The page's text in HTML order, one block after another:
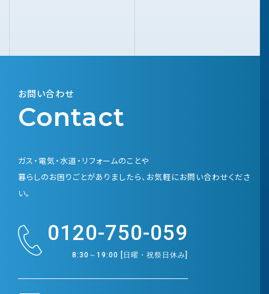
お問い合わせ
Contact
ガス・電気・水道・リフォームのことや
暮らしのお困りごとがありましたら、お気軽にお問い合わせくださ
い。
0120-750-059
8:30～19:00 [日曜・祝祭日休み]